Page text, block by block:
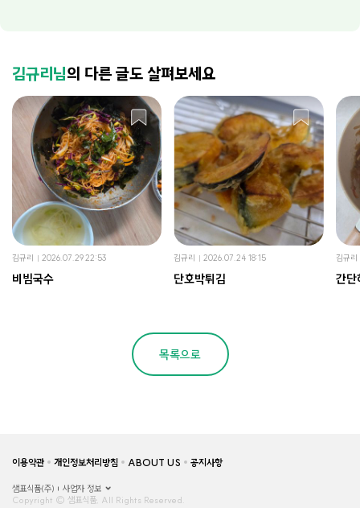
김규리님의 다른 글도 살펴보세요
김규리 2026.07.29 22:53
비빔국수
김규리 2026.07.24 18:15
단호박튀김
김규리
간단
목록으로
이용약관 개인정보처리방침 ABOUT US 공지사항
샘표식품(주)
사업자 정보
Copyright © 샘표식품, All Rights Reserved.